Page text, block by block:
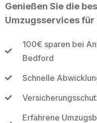
Genießen Sie die
Umzugsservices für
100€ sparen bei
Bedford
Schnelle
Erfahrene